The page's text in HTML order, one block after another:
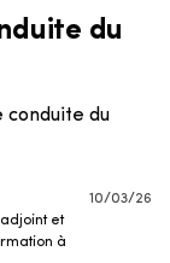
du
conduite du
adjoint et
à
10/03/26